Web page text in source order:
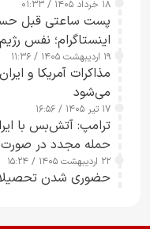
۱۸ خرداد ۱۴۰۵ / ۰۱:۳۳
پست ساعتی قبل
اینستاگرام؛ نفس
۱۹ اردیبهشت ۱۴۰۵ / ۱۱:۳۶
مذاکرات آمریکا و
می‌شود
۱۷ تیر ۱۴۰۵ / ۱۶:۵۶
ترامپ: آتش‌بس با
حمله مجدد در
۲۲ اردیبهشت ۱۴۰۵ / ۱۵:۲۴
حضوری شدن